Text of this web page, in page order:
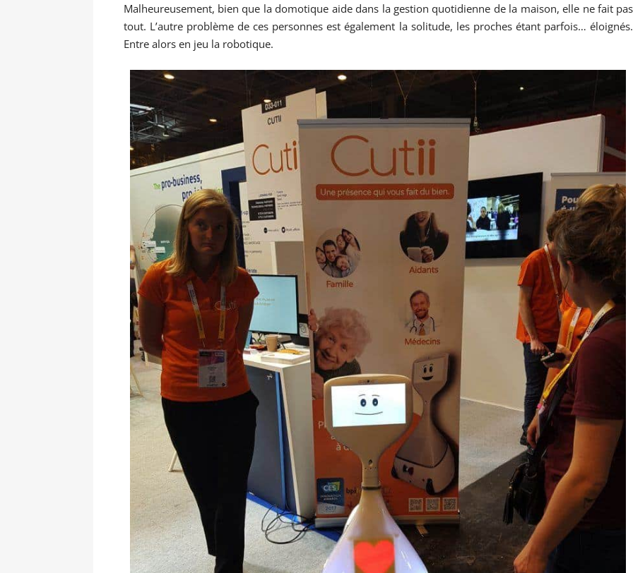
Malheureusement, bien que la domotique aide dans la gestion quotidienne de la maison, elle ne fait pas
tout. L’autre problème de ces personnes est également la solitude, les proches étant parfois… éloignés.
Entre alors en jeu la robotique.